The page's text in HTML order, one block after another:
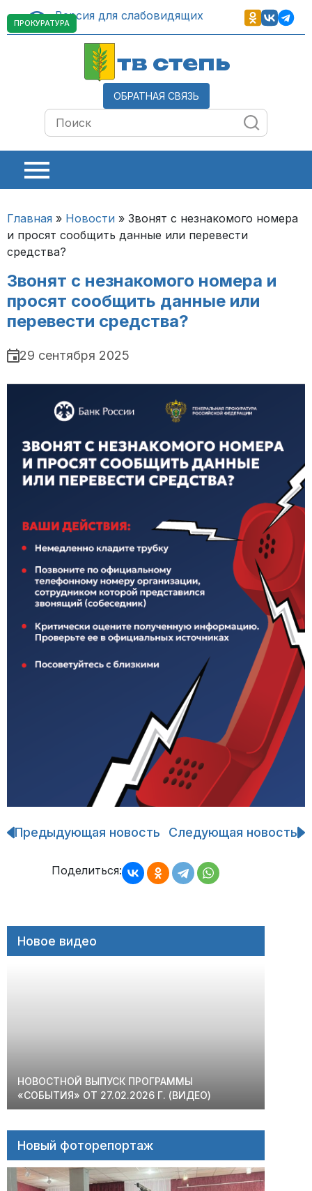
Версия для слабовидящих
тв степь
ОБРАТНАЯ СВЯЗЬ
Главная » Новости » Звонят с незнакомого номера
и просят сообщить данные или перевести
средства?
Звонят с незнакомого номера и
просят сообщить данные или
перевести средства?
ПРОКУРАТУРА
29 сентября 2025
Навигация
записям
Предыдующая новость Следующая новость
Поделиться:
Новое видео
НОВОСТНОЙ ВЫПУСК ПРОГРАММЫ
«СОБЫТИЯ» ОТ 27.02.2026 Г. (ВИДЕО)
Новый фоторепортаж